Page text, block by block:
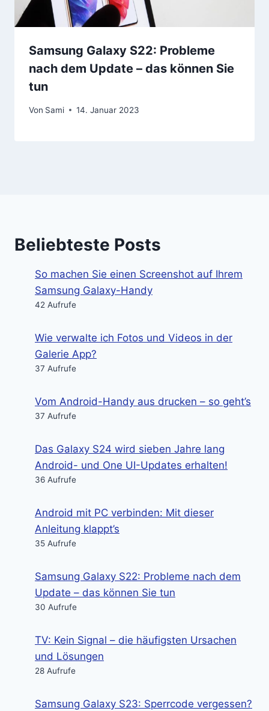
Samsung Galaxy S22: Probleme
nach dem Update – das können Sie
tun
Von Sami 14. Januar 2023
Beliebteste Posts
So machen Sie einen Screenshot auf Ihrem
Samsung Galaxy-Handy
42 Aufrufe
Wie verwalte ich Fotos und Videos in der
Galerie App?
37 Aufrufe
Vom Android-Handy aus drucken – so geht’s
37 Aufrufe
Das Galaxy S24 wird sieben Jahre lang
Android- und One UI-Updates erhalten!
36 Aufrufe
Android mit PC verbinden: Mit dieser
Anleitung klappt’s
35 Aufrufe
Samsung Galaxy S22: Probleme nach dem
Update – das können Sie tun
30 Aufrufe
TV: Kein Signal – die häufigsten Ursachen
und Lösungen
28 Aufrufe
Samsung Galaxy S23: Sperrcode vergessen?